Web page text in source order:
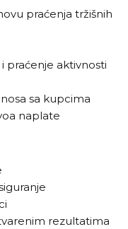
praćenja tržišnih
praćenje aktivnosti
sa kupcima
naplate
rezultatima